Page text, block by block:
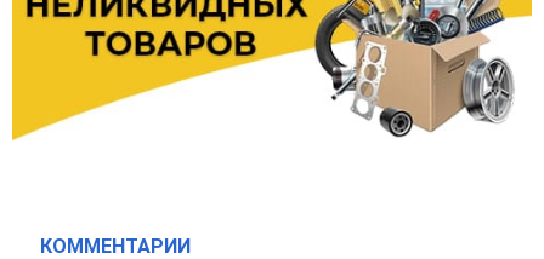
КОММЕНТАРИИ